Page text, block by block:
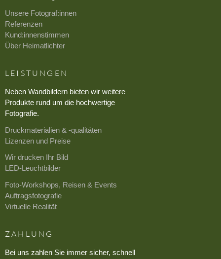
Unsere Fotograf:innen
Referenzen
Kund:innenstimmen
Über Heimatlichter
LEISTUNGEN
Neben Wandbildern bieten wir weitere
Produkte rund um die hochwertige
Fotografie.
Druckmaterialien & -qualitäten
Lizenzen und Preise
Wir drucken Ihr Bild
LED-Leuchtbilder
Foto-Workshops, Reisen & Events
Auftragsfotografie
Virtuelle Realität
ZAHLUNG
Bei uns zahlen Sie immer sicher, schnell